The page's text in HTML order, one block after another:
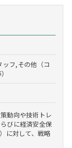
ッフ,その他（コ
動向や技術トレ
びに経済安全保
に対して、戦略